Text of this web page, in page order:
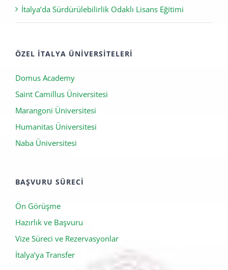
İtalya’da Sürdürülebilirlik Odaklı Lisans Eğitimi
Domus Academy
Saint Camillus Üniversitesi
Marangoni Üniversitesi
Humanitas Üniversitesi
Naba Üniversitesi
BAŞVURU SÜRECI
Ön Görüşme
Hazırlık ve Başvuru
Vize Süreci ve Rezervasyonlar
İtalya’ya Transfer